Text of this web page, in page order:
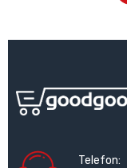
Telefon: